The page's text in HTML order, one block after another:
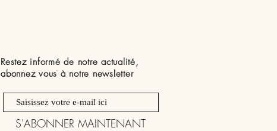
Restez informé de notre actualité,
abonnez vous à notre newsletter
S'ABONNER MAINTENANT